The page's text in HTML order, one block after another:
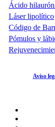
Ácido
Láser lipolítico
Código de
Pómulos y
Aviso